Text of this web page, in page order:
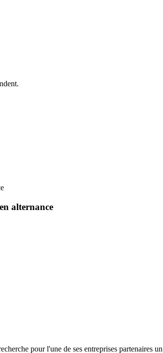
alternance
pour l'une de ses entreprises partenaires un